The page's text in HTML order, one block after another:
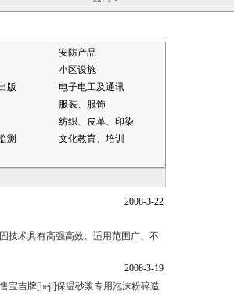
安防产品
小区设施
版
电子电工及通讯
服装、服饰
纺织、皮革、印染
测
文化教育、培训
2008-3-22
术具有高强高效、适用范围广、不
2008-3-19
吉牌[beji]保温砂浆专用泡沫粉碎造